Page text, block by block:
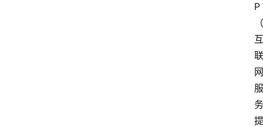
P
（
互
联
网
服
务
提